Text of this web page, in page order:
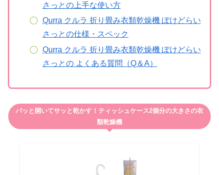
さっとの上手な使い方
Qurra クルラ 折り畳み衣類乾燥機 ぽけどらい
さっとの仕様・スペック
Qurra クルラ 折り畳み衣類乾燥機 ぽけどらい
さっとの よくある質問（Q＆A）
パッと開いてサッと乾かす！ティッシュケース2個分の大きさの衣
類乾燥機